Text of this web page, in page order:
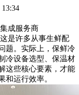
成服务商
是许多从事生鲜配
题。实际上，保鲜冷
冷设备选型、保温材
这些核心要素，才能
和运行效率。